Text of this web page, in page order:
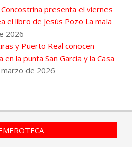
presenta el viernes
el libro de Jesús Pozo La mala
2026
y Puerto Real conocen
la punta San García y la Casa
de 2026